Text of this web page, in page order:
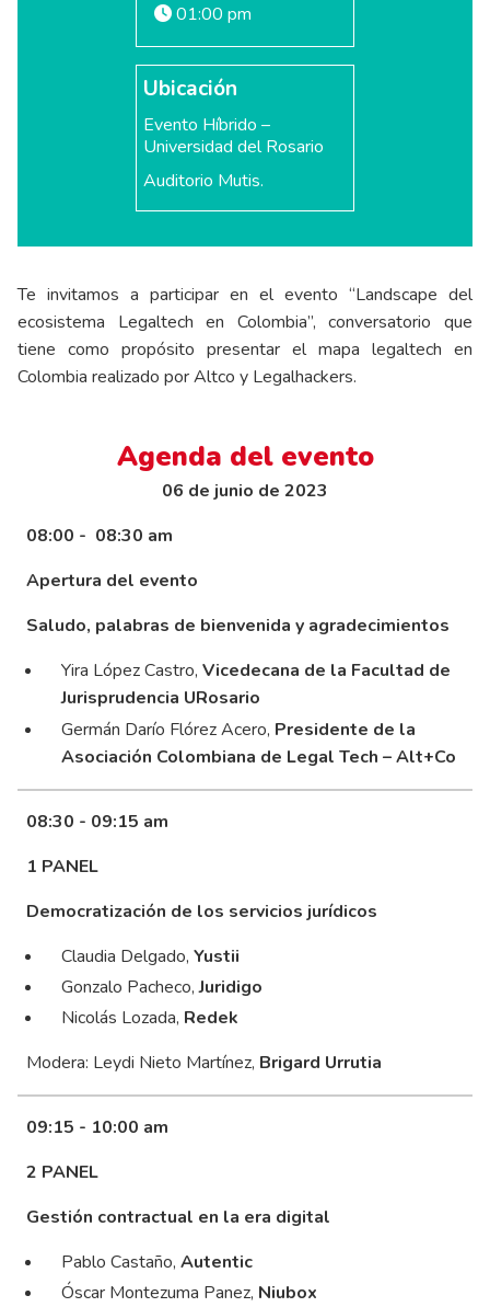
01:00 pm
Ubicación
Evento Híbrido –
Universidad del Rosario
Auditorio Mutis.
Te invitamos a participar en el evento “Landscape del
ecosistema Legaltech en Colombia”, conversatorio que
tiene como propósito presentar el mapa legaltech en
Colombia realizado por Altco y Legalhackers.
Agenda del evento
06 de junio de 2023
08:00 - 08:30 am
Apertura del evento
Saludo, palabras de bienvenida y agradecimientos
Yira López Castro, Vicedecana de la Facultad de
Jurisprudencia URosario
Germán Darío Flórez Acero, Presidente de la
Asociación Colombiana de Legal Tech – Alt+Co
08:30 - 09:15 am
1 PANEL
Democratización de los servicios jurídicos
Claudia Delgado, Yustii
Gonzalo Pacheco,Juridigo
Nicolás Lozada, Redek
Modera: Leydi Nieto Martínez, Brigard Urrutia
09:15 - 10:00 am
2 PANEL
Gestión contractual en la era digital
Pablo Castaño, Autentic
Óscar Montezuma Panez, Niubox